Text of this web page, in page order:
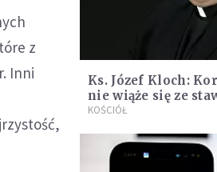
z
Inni
Ks. Józef Kloch:
nie wiąże się ze
coraz głupszym
KOŚCIÓŁ